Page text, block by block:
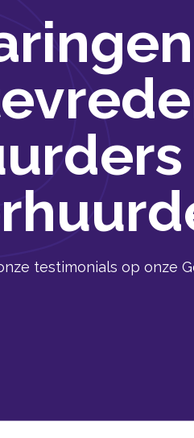
testimonials op onze